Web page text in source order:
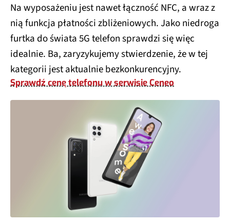
Na wyposażeniu jest nawet łączność NFC, a wraz z
nią funkcja płatności zbliżeniowych. Jako niedroga
furtka do świata 5G telefon sprawdzi się więc
idealnie. Ba, zaryzykujemy stwierdzenie, że w tej
kategorii jest aktualnie bezkonkurencyjny.
Sprawdź cenę telefonu w serwisie Ceneo